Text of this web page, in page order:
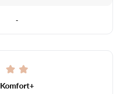
-
Komfort+